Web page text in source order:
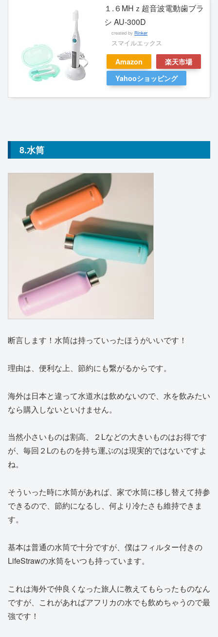
１.６MHｚ超音波電動歯ブラ
シ AU-300D
created by Rinker
スマイルエックス
Amazon
楽天市場
Yahooショッピング
8.水筒
断言します！水筒は持っていったほうがいいです！
理由は、便利な上、節約にも繋がるからです。
海外は日本と違って水道水は飲めないので、水を飲みたい
なら購入しないといけません。
当然小さいものは割高、２Lなどの大きいものはお得です
が、毎回２Lのものを持ち運ぶのは現実的ではないですよ
ね。
そういった時に水筒があれば、家で水筒に移し替えて持参
できるので、節約になるし、何より冷たさも維持できま
す。
基本は普通の水筒で十分ですが、僕はフィルター付きの
LifeStrawの水筒をいつも持っています。
これは海外で仲良くなった旅人に教えてもらったものなん
ですが、これがあればアフリカの水でも飲めちゃうので最
強です！